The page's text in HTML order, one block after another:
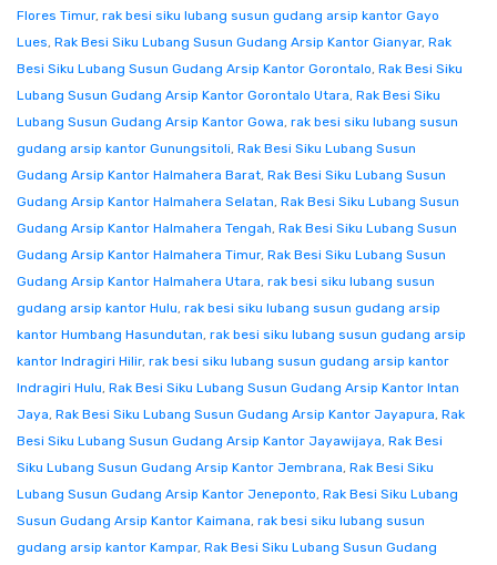
Flores Timur, rak besi siku lubang susun gudang arsip kantor Gayo
Lues, Rak Besi Siku Lubang Susun Gudang Arsip Kantor Gianyar, Rak
Besi Siku Lubang Susun Gudang Arsip Kantor Gorontalo, Rak Besi Siku
Lubang Susun Gudang Arsip Kantor Gorontalo Utara, Rak Besi Siku
Lubang Susun Gudang Arsip Kantor Gowa, rak besi siku lubang susun
gudang arsip kantor Gunungsitoli, Rak Besi Siku Lubang Susun
Gudang Arsip Kantor Halmahera Barat, Rak Besi Siku Lubang Susun
Gudang Arsip Kantor Halmahera Selatan, Rak Besi Siku Lubang Susun
Gudang Arsip Kantor Halmahera Tengah, Rak Besi Siku Lubang Susun
Gudang Arsip Kantor Halmahera Timur, Rak Besi Siku Lubang Susun
Gudang Arsip Kantor Halmahera Utara, rak besi siku lubang susun
gudang arsip kantor Hulu, rak besi siku lubang susun gudang arsip
kantor Humbang Hasundutan, rak besi siku lubang susun gudang arsip
kantor Indragiri Hilir, rak besi siku lubang susun gudang arsip kantor
Indragiri Hulu, Rak Besi Siku Lubang Susun Gudang Arsip Kantor Intan
Jaya, Rak Besi Siku Lubang Susun Gudang Arsip Kantor Jayapura, Rak
Besi Siku Lubang Susun Gudang Arsip Kantor Jayawijaya, Rak Besi
Siku Lubang Susun Gudang Arsip Kantor Jembrana, Rak Besi Siku
Lubang Susun Gudang Arsip Kantor Jeneponto, Rak Besi Siku Lubang
Susun Gudang Arsip Kantor Kaimana, rak besi siku lubang susun
gudang arsip kantor Kampar, Rak Besi Siku Lubang Susun Gudang